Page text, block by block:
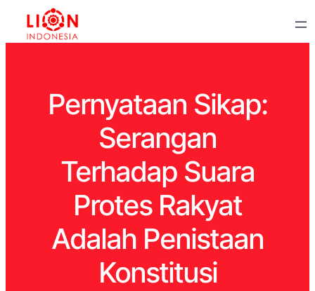
Pernyataan Sikap:
Serangan
Terhadap Suara
Protes Rakyat
Adalah Penistaan
Konstitusi